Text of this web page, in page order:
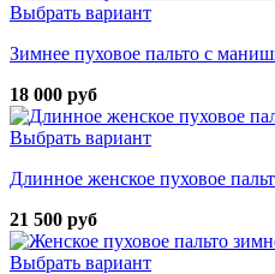
Выбрать вариант
Зимнее пуховое пальто с
18 000 руб
Выбрать вариант
Длинное женское пуховое
21 500 руб
Выбрать вариант